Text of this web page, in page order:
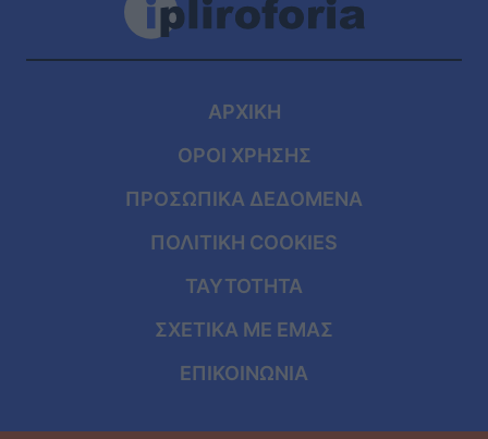
ΑΡΧΙΚΗ
ΟΡΟΙ ΧΡΗΣΗΣ
ΠΡΟΣΩΠΙΚΑ ΔΕΔΟΜΕΝΑ
ΠΟΛΙΤΙΚΗ COOKIES
ΤΑΥΤΟΤΗΤΑ
ΣΧΕΤΙΚΑ ΜΕ ΕΜΑΣ
ΕΠΙΚΟΙΝΩΝΙΑ